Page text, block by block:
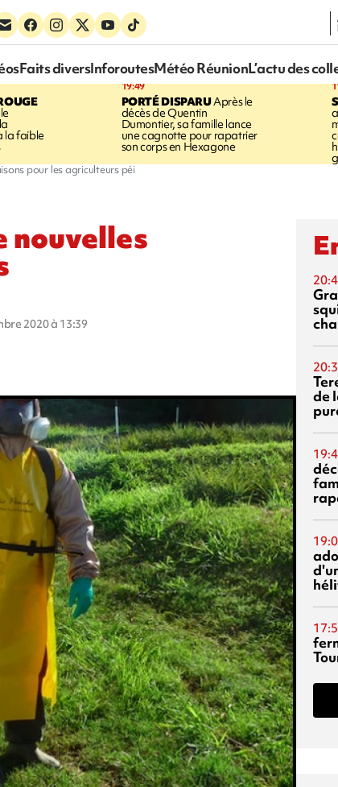
Faits diversInforoutesMétéo RéunionL’actu des
la faible
19:49
PORTÉ DISPARUAprès le
décès de Quentin
Dumontier, sa famille lance
une cagnotte pour rapatrier
son corps en Hexagone
pour les agriculteurs péi
nouvelles
2020 à 13:39
de